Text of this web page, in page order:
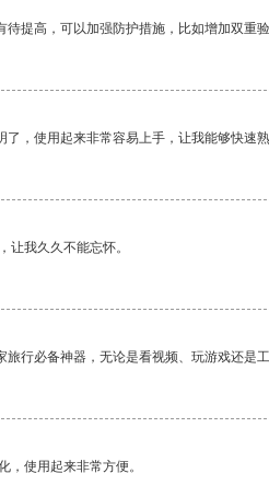
提高，可以加强防护措施，比如增加双重验
，使用起来非常容易上手，让我能够快速
让我久久不能忘怀。
旅行必备神器，无论是看视频、玩游戏还是
，使用起来非常方便。